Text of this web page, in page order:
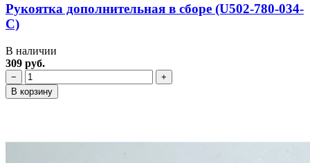
Рукоятка дополнительная в сборе (U502-780-034-
C)
В наличии
309 руб.
−
+
В корзину